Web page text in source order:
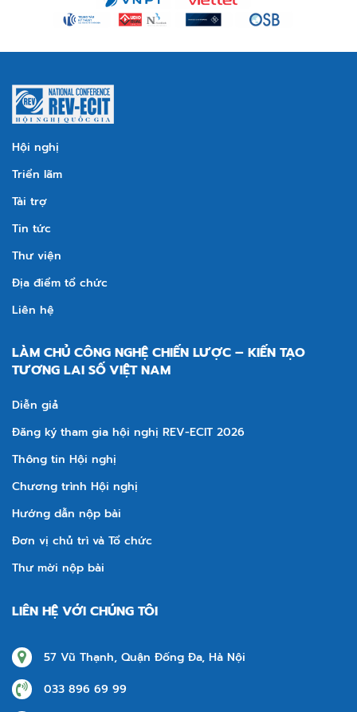
Hội nghị
Triển lãm
Tài trợ
Tin tức
Thư viện
Địa điểm tổ chức
Liên hệ
LÀM CHỦ CÔNG NGHỆ CHIẾN LƯỢC – KIẾN TẠO
TƯƠNG LAI SỐ VIỆT NAM
Diễn giả
Đăng ký tham gia hội nghị REV-ECIT 2026
Thông tin Hội nghị
Chương trình Hội nghị
Hướng dẫn nộp bài
Đơn vị chủ trì và Tổ chức
Thư mời nộp bài
LIÊN HỆ VỚI CHÚNG TÔI
57 Vũ Thạnh, Quận Đống Đa, Hà Nội
033 896 69 99